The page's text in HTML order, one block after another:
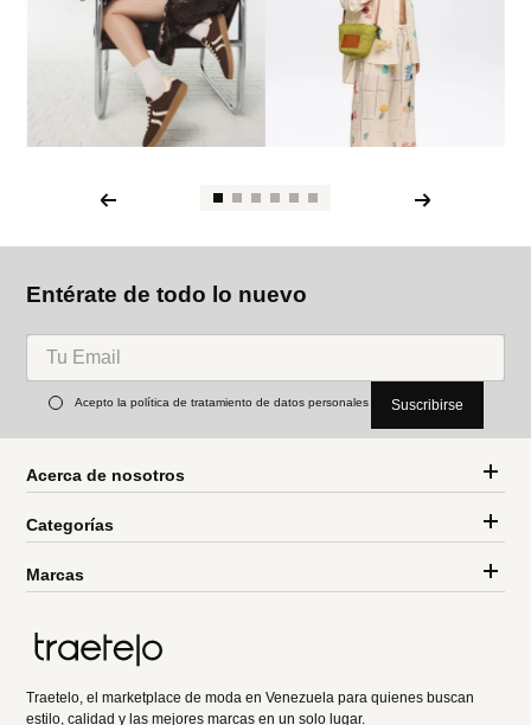
Entérate de todo lo nuevo
Acepto la política de tratamiento de datos personales Suscribirse
Acerca de nosotros
Categorías
Marcas
Traetelo, el marketplace de moda en Venezuela para quienes buscan
estilo, calidad y las mejores marcas en un solo lugar.